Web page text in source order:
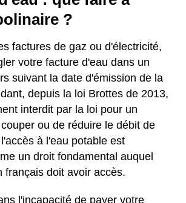
?
factures de gaz ou d'électricité,
votre facture d'eau dans un
suivant la date d'émission de la
depuis la loi Brottes de 2013,
interdit par la loi pour un
ou de réduire le débit de
à l'eau potable est
un droit fondamental auquel
français doit avoir accès.
l'incapacité de payer votre